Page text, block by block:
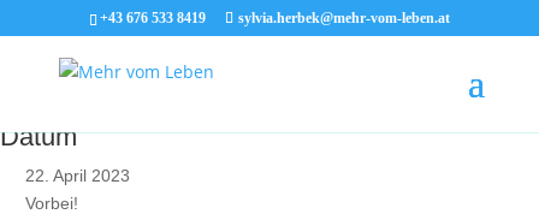
+43 676 533 8419 sylvia.herbek@mehr-vom-leben.at
Datum
22. April 2023
Vorbei!